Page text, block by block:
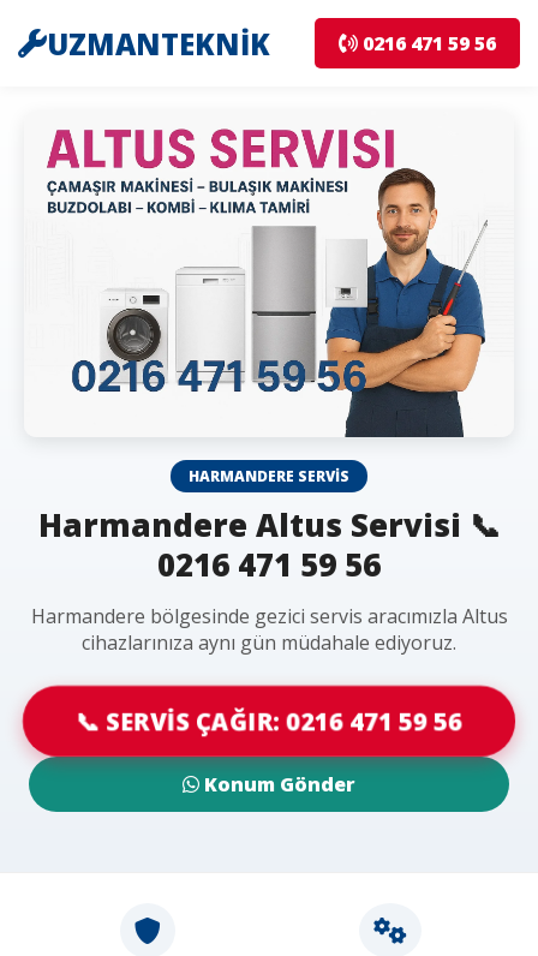
UZMANTEKNİK 0216 471 59 56
HARMANDERE SERVIS
Harmandere Altus Servisi 📞
0216 471 59 56
Harmandere bölgesinde gezici servis aracımızla Altus
cihazlarınıza aynı gün müdahale ediyoruz.
📞 SERVİS ÇAĞIR: 0216 471 59 56
Konum Gönder